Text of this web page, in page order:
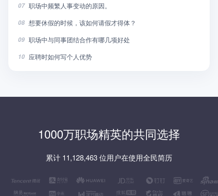
07 职场中频繁人事变动的原因。
08 想要休假的时候，该如何请假才得体？
09 职场中与同事团结合作有哪几项好处
10 应聘时如何写个人优势
1000万职场精英的共同选择
累计 11,128,463 位用户在使用全民简历